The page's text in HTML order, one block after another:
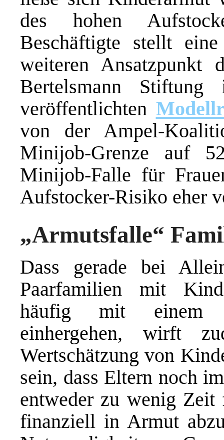
des hohen
Beschäftigte stellt
weiteren Ansatzpunkt
Bertelsmann
veröffentlichten
von der Ampel-
Minijob-Grenze auf
Minijob-Falle für
Aufstocker-Risiko eher
„Armutsfalle“
Dass gerade bei
Paarfamilien mit
häufig mit einem
einhergehen, wirft
Wertschätzung von
sein, dass Eltern noch
entweder zu wenig
finanziell in Armut